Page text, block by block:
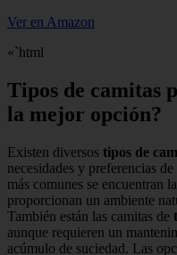
Ver en Amazon
«`html
Tipos de camitas
la mejor opción?
Existen diversos tipos de
necesidades y preferencias
más comunes se encuentran
proporcionan un ambiente
También están las camitas de
aunque requieren un
acúmulo de suciedad. Las